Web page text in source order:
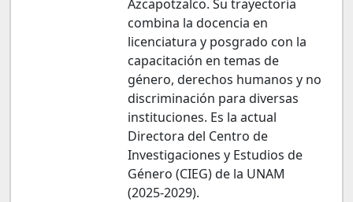
Azcapotzalco. Su trayectoria
combina la docencia en
licenciatura y posgrado con la
capacitación en temas de
género, derechos humanos y no
discriminación para diversas
instituciones. Es la actual
Directora del Centro de
Investigaciones y Estudios de
Género (CIEG) de la UNAM
(2025-2029).